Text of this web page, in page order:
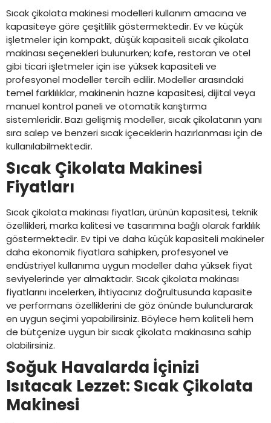
Sıcak çikolata makinesi modelleri kullanım amacına ve
kapasiteye göre çeşitlilik göstermektedir. Ev ve küçük
işletmeler için kompakt, düşük kapasiteli sıcak çikolata
makinası seçenekleri bulunurken; kafe, restoran ve otel
gibi ticari işletmeler için ise yüksek kapasiteli ve
profesyonel modeller tercih edilir. Modeller arasındaki
temel farklılıklar, makinenin hazne kapasitesi, dijital veya
manuel kontrol paneli ve otomatik karıştırma
sistemleridir. Bazı gelişmiş modeller, sıcak çikolatanın yanı
sıra salep ve benzeri sıcak içeceklerin hazırlanması için de
kullanılabilmektedir.
Sıcak Çikolata Makinesi
Fiyatları
Sıcak çikolata makinası fiyatları, ürünün kapasitesi, teknik
özellikleri, marka kalitesi ve tasarımına bağlı olarak farklılık
göstermektedir. Ev tipi ve daha küçük kapasiteli makineler
daha ekonomik fiyatlara sahipken, profesyonel ve
endüstriyel kullanıma uygun modeller daha yüksek fiyat
seviyelerinde yer almaktadır. Sıcak çikolata makinası
fiyatlarını incelerken, ihtiyacınız doğrultusunda kapasite
ve performans özelliklerini de göz önünde bulundurarak
en uygun seçimi yapabilirsiniz. Böylece hem kaliteli hem
de bütçenize uygun bir sıcak çikolata makinasına sahip
olabilirsiniz.
Soğuk Havalarda İçinizi
Isıtacak Lezzet: Sıcak Çikolata
Makinesi